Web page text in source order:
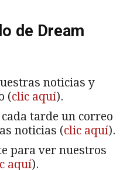
de Dream
noticias y
(clic aquí).
cada tarde un correo
noticias (clic aquí).
para ver nuestros
aquí).